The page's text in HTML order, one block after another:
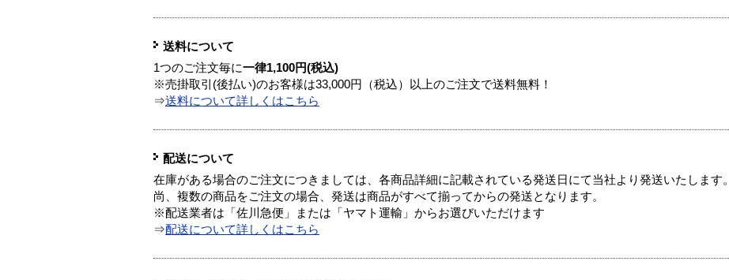
送料について
1つのご注文毎に一律1,100円(税込)
※売掛取引(後払い)のお客様は33,000円（税込）以上のご注文で送料無料！
⇒送料について詳しくはこちら
配送について
在庫がある場合のご注文につきましては、各商品詳細に記載されている発送日にて当社より発送いたします。
尚、複数の商品をご注文の場合、発送は商品がすべて揃ってからの発送となります。
※配送業者は「佐川急便」または「ヤマト運輸」からお選びいただけます
⇒配送について詳しくはこちら